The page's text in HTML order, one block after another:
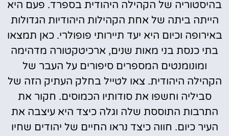
בהיסטוריה של הקהילה היהודית בספרד. פעם היא
הייתה ביתה של אחת הקהילות היהודיות הגדולות
באירופה וכיום היא יעד תיירותי פופולרי. כאן תמצאו
בתי כנסת בני מאות שנים, ארכיטקטורה מדהימה
ומונומנטים המספרים סיפורים על העבר של
הקהילה היהודית. צאו לטייל בחלק העתיק הזה של
סביליה וחשפו את סודותיו הכמוסים. חקור את
התרבות התוססת שלה וגלה כיצד היא עיצבה את
העיר כיום. חווה כיצד נראו החיים של יהודים שחיו